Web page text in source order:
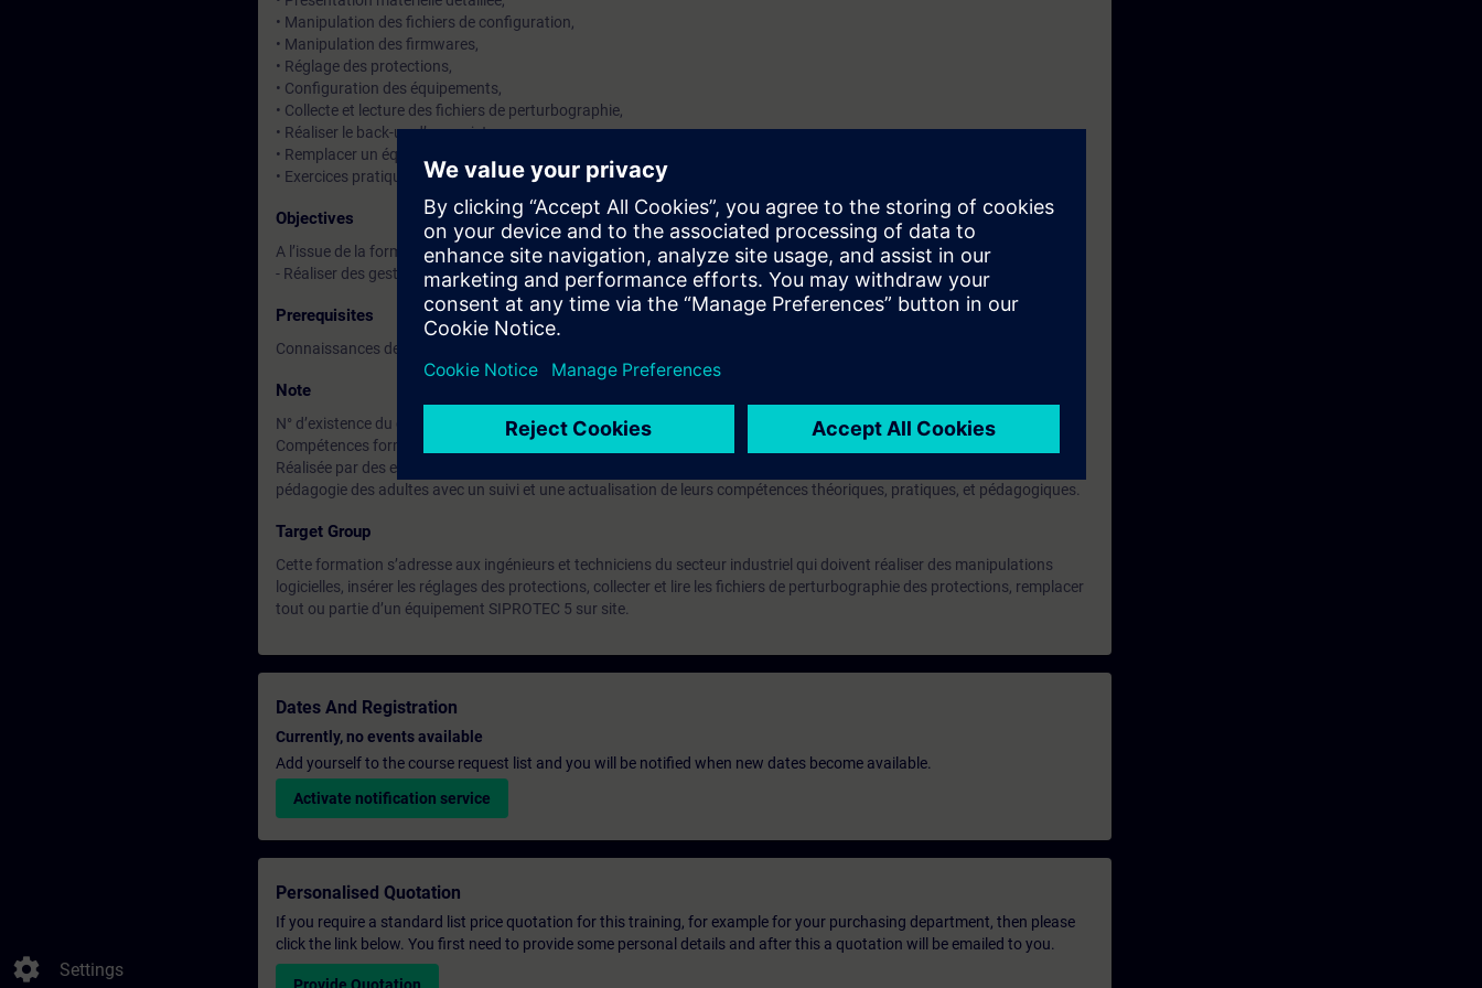
settings Settings
• Manipulation des fichiers de configuration,
• Manipulation des firmwares,
• Réglage des protections,
• Configuration des équipements,
• Collecte et lecture des fichiers de perturbographie,
• Réaliser le back-up d’un projet,
• Remplacer un équipement SIPROTEC 5 sur site,
• Exercices pratiques avec injection de courants et de tensions.
Objectives
A l’issue de la formation, le stagiaire sera capable de :
- Réaliser des gestes de maintenance sur les relais de protection SIPROTEC 5 à l’aide du logiciel DIGSI 5.
Prerequisites
Connaissances de base en électrotechnique. Connaissances de base des fonctions de protection.
Note
N° d’existence du centre de formation SITRAIN : 11 93 00 205 93
Compétences formateur :
Réalisée par des experts assurant au quotidien des missions techniques auprès des entreprises, formés et qualifiés à la
pédagogie des adultes avec un suivi et une actualisation de leurs compétences théoriques, pratiques, et pédagogiques.
Target Group
Cette formation s’adresse aux ingénieurs et techniciens du secteur industriel qui doivent réaliser des manipulations
logicielles, insérer les réglages des protections, collecter et lire les fichiers de perturbographie des protections, remplacer
tout ou partie d’un équipement SIPROTEC 5 sur site.
Dates And Registration
Currently, no events available
Add yourself to the course request list and you will be notified when new dates become available.
Activate notification service
Personalised Quotation
If you require a standard list price quotation for this training, for example for your purchasing department, then please
click the link below. You first need to provide some personal details and after this a quotation will be emailed to you.